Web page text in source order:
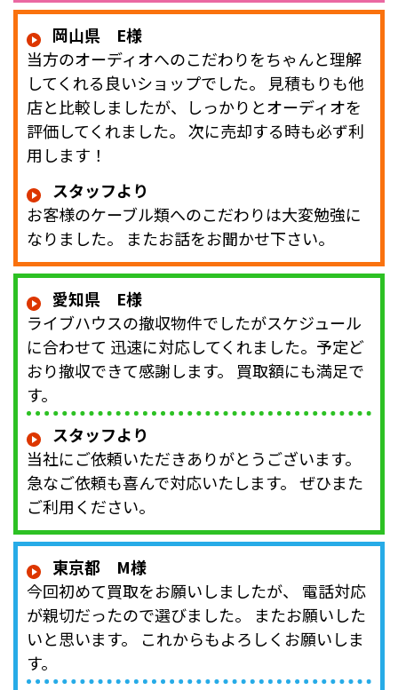
岡山県 E様
当方のオーディオへのこだわりをちゃんと理解
してくれる良いショップでした。 見積もりも他
店と比較しましたが、しっかりとオーディオを
評価してくれました。 次に売却する時も必ず利
用します！
スタッフより
お客様のケーブル類へのこだわりは大変勉強に
なりました。 またお話をお聞かせ下さい。
愛知県 E様
ライブハウスの撤収物件でしたがスケジュール
に合わせて 迅速に対応してくれました。予定ど
おり撤収できて感謝します。 買取額にも満足で
す。
スタッフより
当社にご依頼いただきありがとうございます。
急なご依頼も喜んで対応いたします。 ぜひまた
ご利用ください。
東京都 M様
今回初めて買取をお願いしましたが、 電話対応
が親切だったので選びました。 またお願いした
いと思います。 これからもよろしくお願いしま
す。